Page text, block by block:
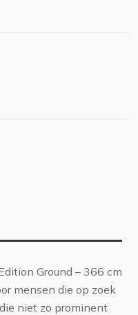
Ground – 366 cm
mensen die op zoek
niet zo prominent